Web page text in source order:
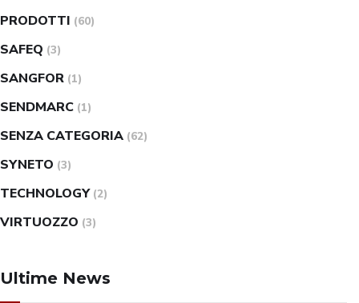
PRODOTTI (60)
SAFEQ (3)
SANGFOR (1)
SENDMARC (1)
SENZA CATEGORIA (62)
SYNETO (3)
TECHNOLOGY (2)
VIRTUOZZO (3)
Ultime News